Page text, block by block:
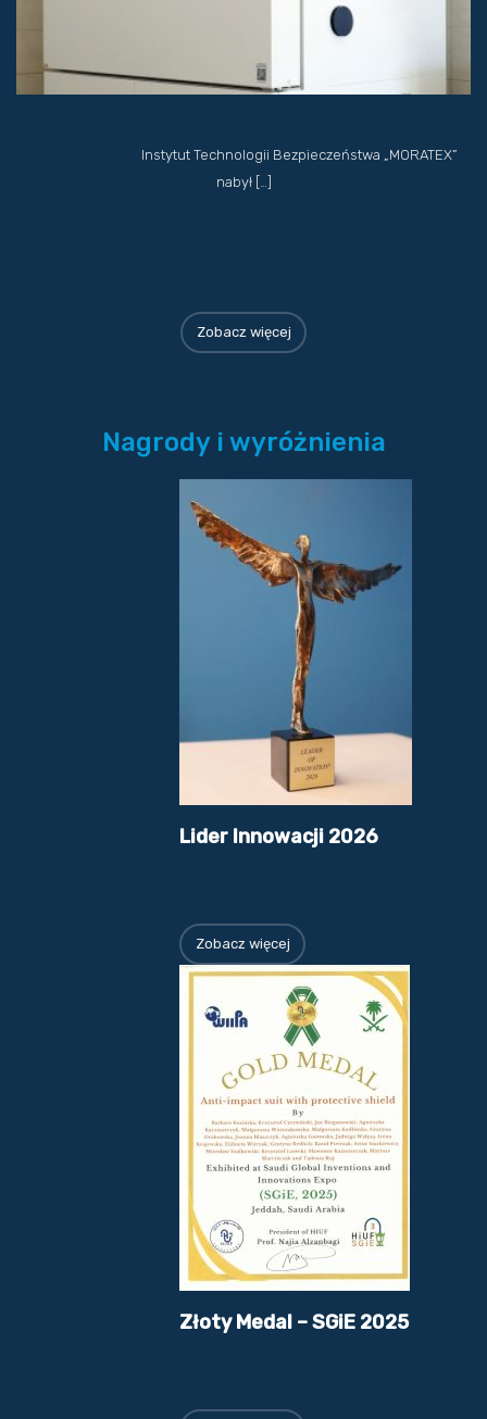
Instytut Technologii Bezpieczeństwa „MORATEX”
nabył […]
Zobacz więcej
Nagrody i wyróżnienia
Lider Innowacji 2026
Zobacz więcej
Złoty Medal – SGiE 2025